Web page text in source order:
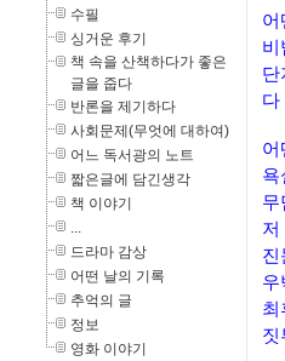
수필
싱거운 후기
책 속을 산책하다가 좋은
글을 줍다
반론을 제기하다
사회문제(무엇에 대하여)
어느 독서광의 노트
짧은글에 담긴생각
책 이야기
드라마 감상
어떤 날의 기록
추억의 글
정보
영화 이야기
어
비
단
다
어
욕
무
저
진
우
최
짓